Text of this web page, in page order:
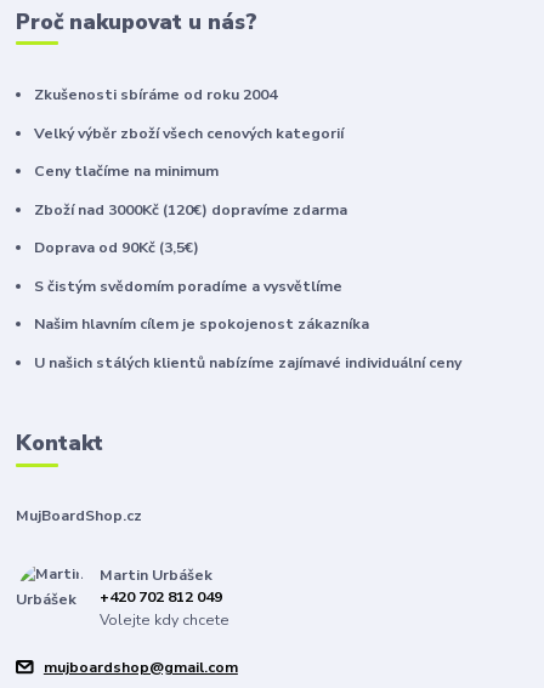
Proč nakupovat u nás?
Zkušenosti sbíráme od roku 2004
Velký výběr zboží všech cenových kategorií
Ceny tlačíme na minimum
Zboží nad 3000Kč (120€) dopravíme zdarma
Doprava od 90Kč (3,5€)
S čistým svědomím poradíme a vysvětlíme
Našim hlavním cílem je spokojenost zákazníka
U našich stálých klientů nabízíme zajímavé individuální ceny
Kontakt
MujBoardShop.cz
Martin Urbášek
+420 702 812 049
Volejte kdy chcete
mujboardshop@gmail.com